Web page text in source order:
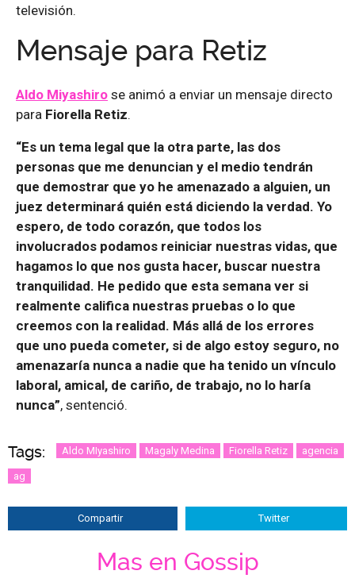
televisión.
Mensaje para Retiz
Aldo Miyashiro se animó a enviar un mensaje directo
para Fiorella Retiz.
“Es un tema legal que la otra parte, las dos
personas que me denuncian y el medio tendrán
que demostrar que yo he amenazado a alguien, un
juez determinará quién está diciendo la verdad. Yo
espero, de todo corazón, que todos los
involucrados podamos reiniciar nuestras vidas, que
hagamos lo que nos gusta hacer, buscar nuestra
tranquilidad. He pedido que esta semana ver si
realmente califica nuestras pruebas o lo que
creemos con la realidad. Más allá de los errores
que uno pueda cometer, si de algo estoy seguro, no
amenazaría nunca a nadie que ha tenido un vínculo
laboral, amical, de cariño, de trabajo, no lo haría
nunca”, sentenció.
Tags: Aldo MIyashiro Magaly Medina Fiorella Retiz agencia
ag
Compartir Twitter
Mas en Gossip